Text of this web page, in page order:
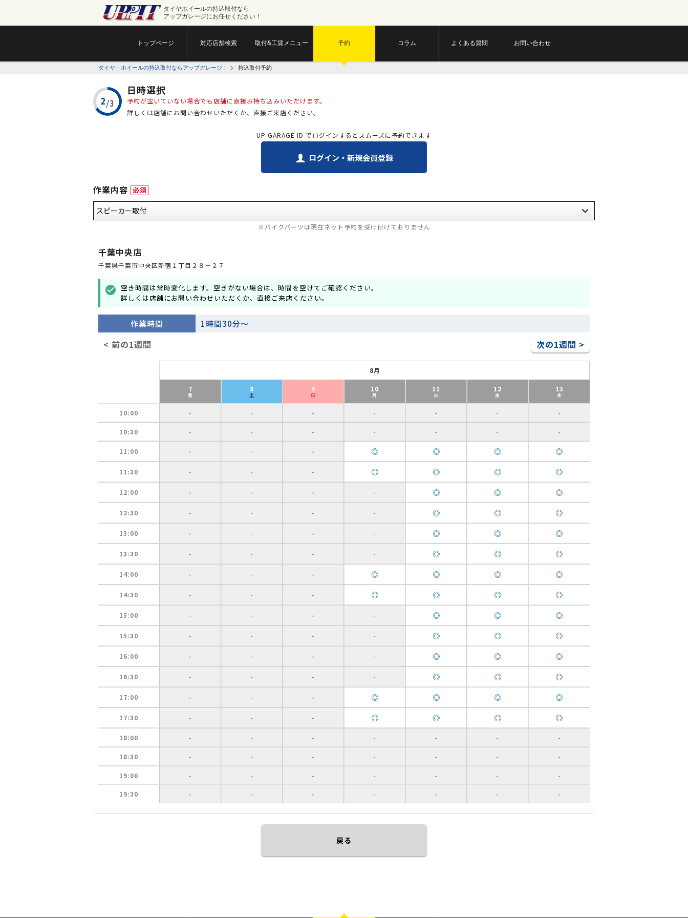
タイヤホイールの持込取付なら
アップガレージにお任せください！
トップページ 対応店舗検索 取付&工賃メニュー 予約 コラム よくある質問 お問い合わせ
タイヤ・ホイールの持込取付ならアップガレージ！ 持込取付予約
日時選択
予約が空いていない場合でも店舗に直接お持ち込みいただけます。
詳しくは店舗にお問い合わせいただくか、直接ご来店ください。
UP GARAGE ID でログインするとスムーズに予約できます
ログイン・新規会員登録
作業内容 必須
※バイクパーツは現在ネット予約を受け付けておりません
千葉中央店
千葉県千葉市中央区新宿１丁目２８－２７
check_circle 空き時間は常時変化します。空きがない場合は、時間を空けてご確認ください。
詳しくは店舗にお問い合わせいただくか、直接ご来店ください。
作業時間 1時間30分～
< 前の1週間 次の1週間 >
8月
7
金
8
土
9
日
10
月
11
火
12
水
13
木
10:00 - - - - - - -
10:30 - - - - - - -
11:00 - - - ◎ ◎ ◎ ◎
11:30 - - - ◎ ◎ ◎ ◎
12:00 - - - - ◎ ◎ ◎
12:30 - - - - ◎ ◎ ◎
13:00 - - - - ◎ ◎ ◎
13:30 - - - - ◎ ◎ ◎
14:00 - - - ◎ ◎ ◎ ◎
14:30 - - - ◎ ◎ ◎ ◎
15:00 - - - - ◎ ◎ ◎
15:30 - - - - ◎ ◎ ◎
16:00 - - - - ◎ ◎ ◎
16:30 - - - - ◎ ◎ ◎
17:00 - - - ◎ ◎ ◎ ◎
17:30 - - - ◎ ◎ ◎ ◎
18:00 - - - - - - -
18:30 - - - - - - -
19:00 - - - - - - -
19:30 - - - - - - -
戻る